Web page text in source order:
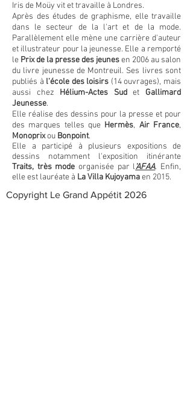
Iris de Moüy vit et travaille à Londres.
Après des études de graphisme, elle travaille
dans le secteur de la l'art et de la mode.
Parallèlement elle mène une carrière d'auteur
et illustrateur pour la jeunesse. Elle a remporté
le Prix de la presse des jeunesen 2006 au salon
du livre jeunesse de Montreuil. Ses livres sont
publiés à l'école des loisirs (14 ouvrages), mais
aussi chez Hélium-Actes Sudet Gallimard
Jeunesse.
Elle réalise des dessins pour la presse et pour
des marques telles que Hermès, Air France,
Monoprixou Bonpoint.
Elle a participé à plusieurs expositions de
dessins notamment l'exposition itinérante
Traits, très mode organisée par l'AFAA. Enfin,
elle est lauréate à La Villa Kujoyamaen 2015.
Copyright Le Grand Appétit 2026